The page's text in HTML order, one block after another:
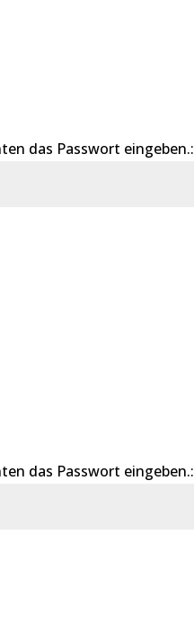
das Passwort eingeben.:
das Passwort eingeben.: